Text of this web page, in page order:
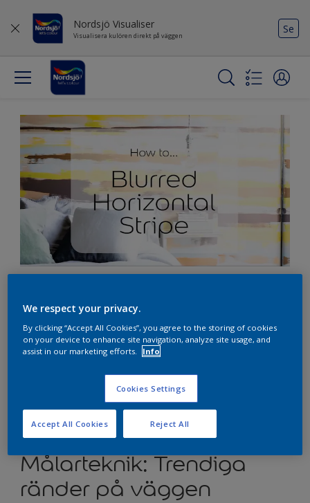
Nordsjö Visualiser
Visualisera kulören direkt på väggen
Se
Målarteknik: Trendiga
ränder på väggen
We respect your privacy.
By clicking “Accept All Cookies”, you agree to the storing of cookies
on your device to enhance site navigation, analyze site usage, and
assist in our marketing efforts.
Info
Cookies Settings
Reject All
Accept All Cookies